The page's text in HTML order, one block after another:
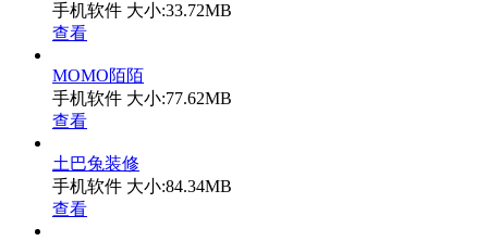
手机软件 大小:33.72MB
查看
MOMO陌陌
手机软件 大小:77.62MB
查看
土巴兔装修
手机软件 大小:84.34MB
查看